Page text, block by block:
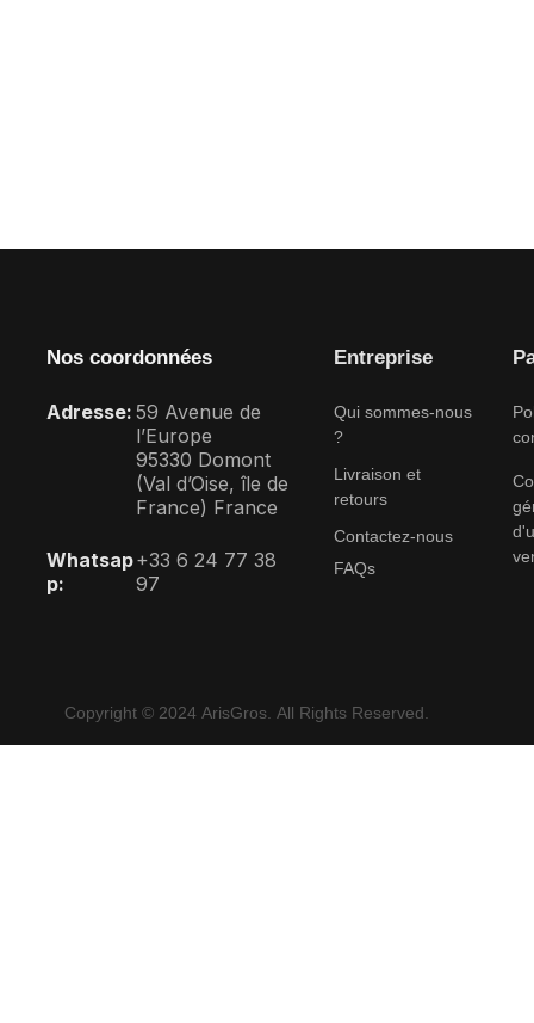
Nos coordonnées
Adresse: 59 Avenue de
l’Europe
95330 Domont
(Val d’Oise, île de
France) France
Whatsap
p:
+33 6 24 77 38
97
Entreprise
Qui sommes-nous
?
Livraison et
retours
Contactez-nous
FAQs
Copyright © 2024 ArisGros. All Rights Reserved.